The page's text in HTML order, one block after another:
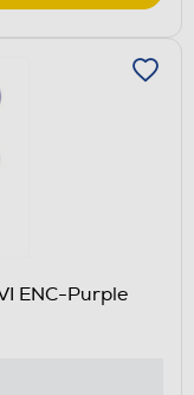
ENC-Purple